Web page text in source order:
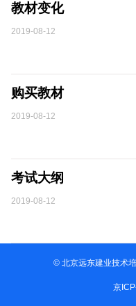
教材变化
2019-08-12
购买教材
2019-08-12
考试大纲
2019-08-12
© 北京远东建业技术
京